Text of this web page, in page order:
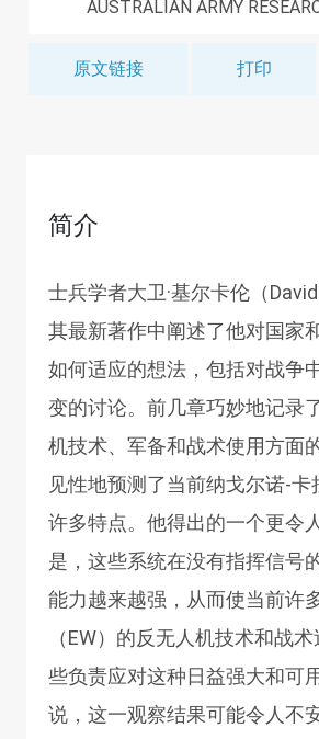
AUSTRALIAN ARMY
原文链接 打印
简介
士兵学者大卫·基尔卡伦（
其最新著作中阐述了他对国家
如何适应的想法，包括对战争
变的讨论。前几章巧妙地记录
机技术、军备和战术使用方面
见性地预测了当前纳戈尔诺-卡
许多特点。他得出的一个更令
是，这些系统在没有指挥信号
能力越来越强，从而使当前许
（EW）的反无人机技术和战
些负责应对这种日益强大和可
说，这一观察结果可能令人不